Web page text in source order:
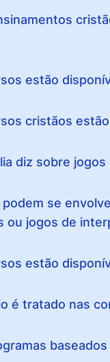
estão
cristãos
diz sobre jogos
se
ou jogos de
estão
é tratado nas